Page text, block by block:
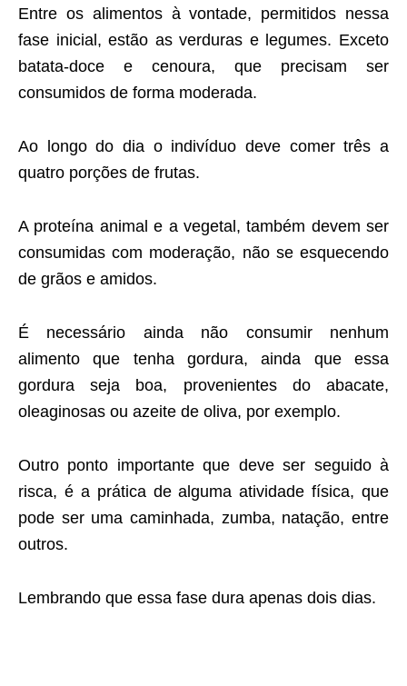
Entre os alimentos à vontade, permitidos nessa
fase inicial, estão as verduras e legumes. Exceto
batata-doce e cenoura, que precisam ser
consumidos de forma moderada.
Ao longo do dia o indivíduo deve comer três a
quatro porções de frutas.
A proteína animal e a vegetal, também devem ser
consumidas com moderação, não se esquecendo
de grãos e amidos.
É necessário ainda não consumir nenhum
alimento que tenha gordura, ainda que essa
gordura seja boa, provenientes do abacate,
oleaginosas ou azeite de oliva, por exemplo.
Outro ponto importante que deve ser seguido à
risca, é a prática de alguma atividade física, que
pode ser uma caminhada, zumba, natação, entre
outros.
Lembrando que essa fase dura apenas dois dias.